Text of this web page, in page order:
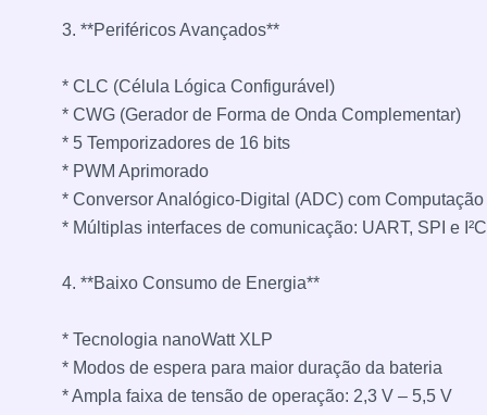
3. **Periféricos Avançados**
* CLC (Célula Lógica Configurável)
* CWG (Gerador de Forma de Onda Complementar)
* 5 Temporizadores de 16 bits
* PWM Aprimorado
* Conversor Analógico-Digital (ADC) com Computação
* Múltiplas interfaces de comunicação: UART, SPI e I²C
4. **Baixo Consumo de Energia**
* Tecnologia nanoWatt XLP
* Modos de espera para maior duração da bateria
* Ampla faixa de tensão de operação: 2,3 V – 5,5 V